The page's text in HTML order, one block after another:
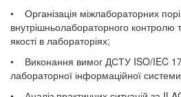
• Організація міжлабораторних
внутрішньолабораторного контролю
якості в лабораторіях;
• Виконання вимог ДСТУ ISO/IEC
лабораторної інформаційної